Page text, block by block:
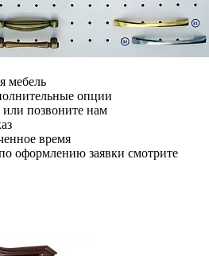
мебель
опции
или позвоните нам
время
оформлению заявки смотрите